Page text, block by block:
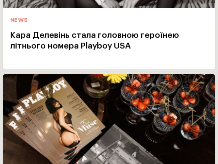
NEWS
Кара Делевінь стала головною героїнею
літнього номера Playboy USA